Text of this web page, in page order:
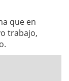
que en
trabajo,